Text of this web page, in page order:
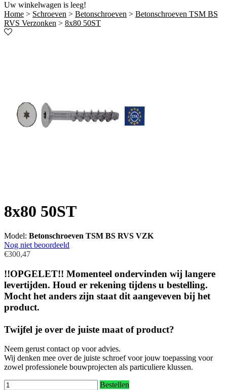
Uw winkelwagen is leeg!
Home > Schroeven > Betonschroeven > Betonschroeven TSM BS
RVS Verzonken > 8x80 50ST
8x80 50ST
Model: Betonschroeven TSM BS RVS VZK
Nog niet beoordeeld
€300,47
!!OPGELET!! Momenteel ondervinden wij langere
levertijden. Houd er rekening tijdens u bestelling.
Mocht het anders zijn staat dit aangeveven bij het
product.
Twijfel je over de juiste maat of product?
Neem gerust contact op voor advies.
Wij denken mee over de juiste schroef voor jouw toepassing voor
zowel professionele bouwprojecten als particuliere klussen.
Bestellen